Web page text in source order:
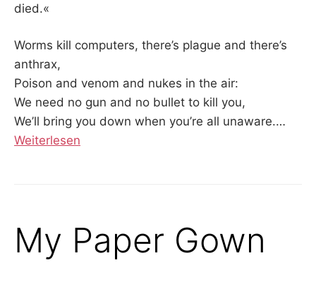
died.«
Worms kill computers, there’s plague and there’s
anthrax,
Poison and venom and nukes in the air:
We need no gun and no bullet to kill you,
We’ll bring you down when you’re all unaware.…
Weiterlesen
My Paper Gown